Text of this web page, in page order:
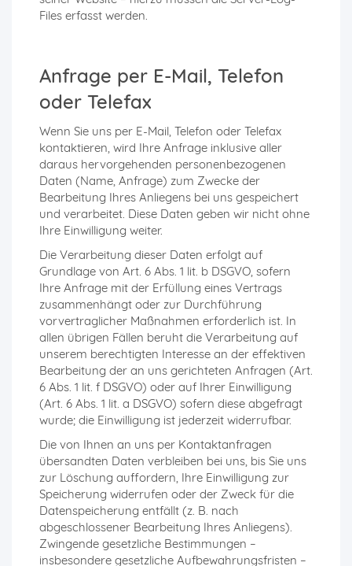
Files erfasst werden.
Anfrage per E-Mail, Telefon
oder Telefax
Wenn Sie uns per E-Mail, Telefon oder Telefax
kontaktieren, wird Ihre Anfrage inklusive aller
daraus hervorgehenden personenbezogenen
Daten (Name, Anfrage) zum Zwecke der
Bearbeitung Ihres Anliegens bei uns gespeichert
und verarbeitet. Diese Daten geben wir nicht ohne
Ihre Einwilligung weiter.
Die Verarbeitung dieser Daten erfolgt auf
Grundlage von Art. 6 Abs. 1 lit. b DSGVO, sofern
Ihre Anfrage mit der Erfüllung eines Vertrags
zusammenhängt oder zur Durchführung
vorvertraglicher Maßnahmen erforderlich ist. In
allen übrigen Fällen beruht die Verarbeitung auf
unserem berechtigten Interesse an der effektiven
Bearbeitung der an uns gerichteten Anfragen (Art.
6 Abs. 1 lit. f DSGVO) oder auf Ihrer Einwilligung
(Art. 6 Abs. 1 lit. a DSGVO) sofern diese abgefragt
wurde; die Einwilligung ist jederzeit widerrufbar.
Die von Ihnen an uns per Kontaktanfragen
übersandten Daten verbleiben bei uns, bis Sie uns
zur Löschung auffordern, Ihre Einwilligung zur
Speicherung widerrufen oder der Zweck für die
Datenspeicherung entfällt (z. B. nach
abgeschlossener Bearbeitung Ihres Anliegens).
Zwingende gesetzliche Bestimmungen –
insbesondere gesetzliche Aufbewahrungsfristen –